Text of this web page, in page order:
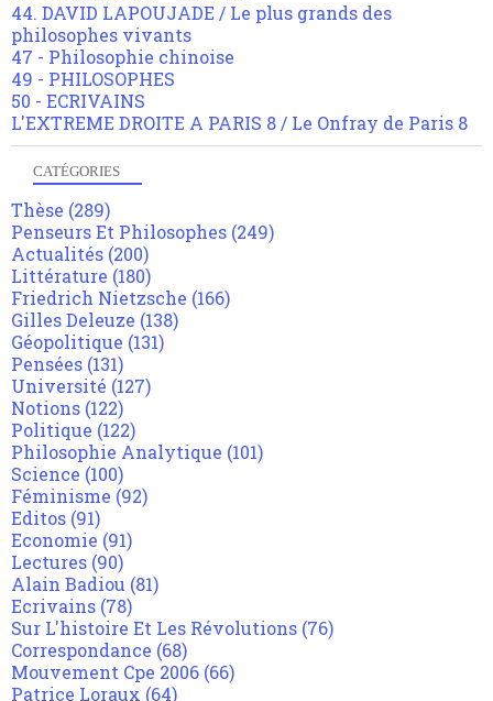
44. DAVID LAPOUJADE / Le plus grands des
philosophes vivants
47 - Philosophie chinoise
49 - PHILOSOPHES
50 - ECRIVAINS
L'EXTREME DROITE A PARIS 8 / Le Onfray de Paris 8
CATÉGORIES
Thèse (289)
Penseurs Et Philosophes (249)
Actualités (200)
Littérature (180)
Friedrich Nietzsche (166)
Gilles Deleuze (138)
Géopolitique (131)
Pensées (131)
Université (127)
Notions (122)
Politique (122)
Philosophie Analytique (101)
Science (100)
Féminisme (92)
Editos (91)
Economie (91)
Lectures (90)
Alain Badiou (81)
Ecrivains (78)
Sur L'histoire Et Les Révolutions (76)
Correspondance (68)
Mouvement Cpe 2006 (66)
Patrice Loraux (64)